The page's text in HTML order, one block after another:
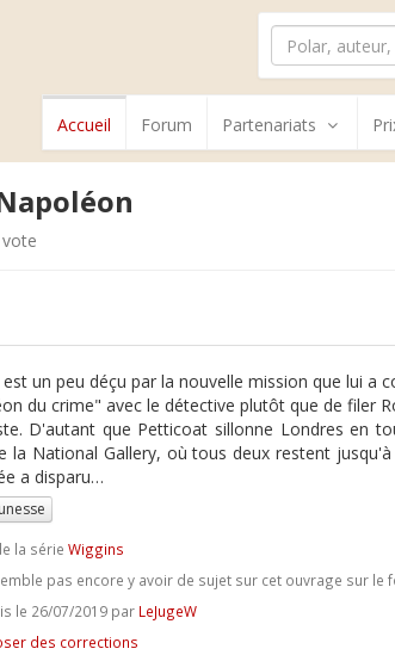
Accueil Forum Partenariats
est un peu déçu par la nouvelle mission que lui a
du crime" avec le détective plutôt que de filer
D'autant que Petticoat sillonne Londres en
la National Gallery, où tous deux restent
a disparu…
la série Wiggins
pas encore y avoir de sujet sur cet ouvrage sur le
le 26/07/2019 par LeJugeW
des corrections